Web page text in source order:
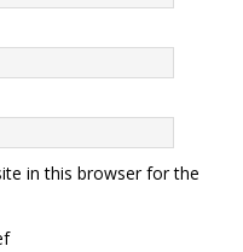
in this browser for the